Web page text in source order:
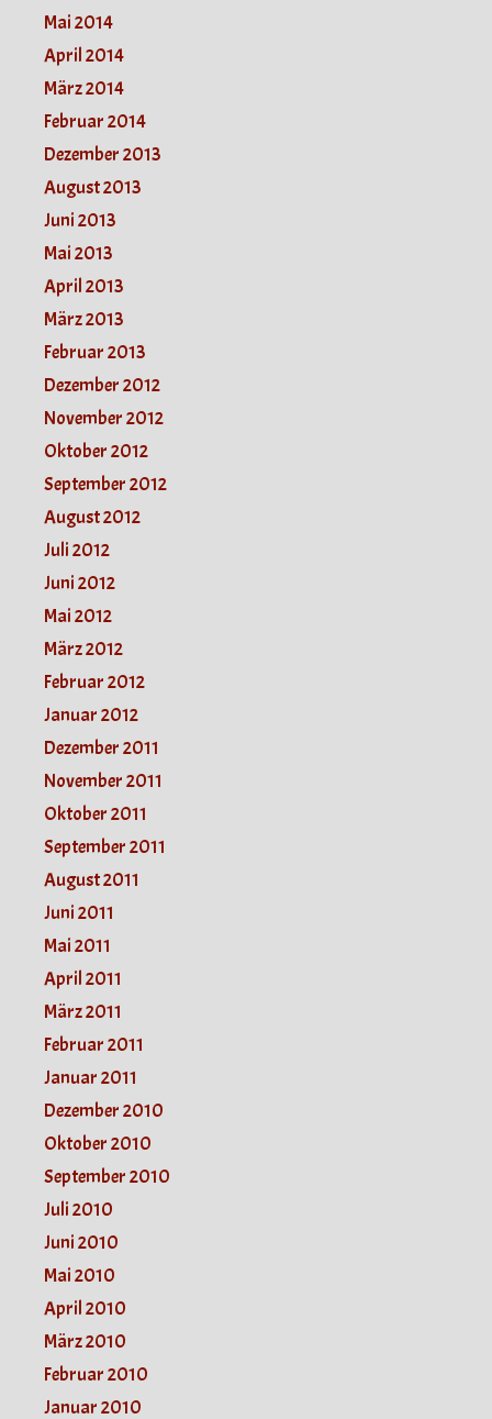
Mai 2014
April 2014
März 2014
Februar 2014
Dezember 2013
August 2013
Juni 2013
Mai 2013
April 2013
März 2013
Februar 2013
Dezember 2012
November 2012
Oktober 2012
September 2012
August 2012
Juli 2012
Juni 2012
Mai 2012
März 2012
Februar 2012
Januar 2012
Dezember 2011
November 2011
Oktober 2011
September 2011
August 2011
Juni 2011
Mai 2011
April 2011
März 2011
Februar 2011
Januar 2011
Dezember 2010
Oktober 2010
September 2010
Juli 2010
Juni 2010
Mai 2010
April 2010
März 2010
Februar 2010
Januar 2010